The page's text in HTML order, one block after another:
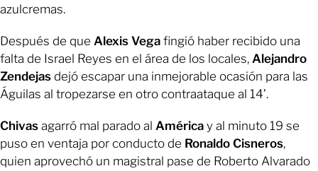
azulcremas.
Después de que Alexis Vega fingió haber recibido una
falta de Israel Reyes en el área de los locales, Alejandro
Zendejas dejó escapar una inmejorable ocasión para las
Águilas al tropezarse en otro contraataque al 14’.
Chivas agarró mal parado al América y al minuto 19 se
puso en ventaja por conducto de Ronaldo Cisneros,
quien aprovechó un magistral pase de Roberto Alvarado